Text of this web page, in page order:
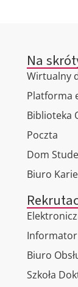
Na
Wirtualny
Platforma
Biblioteka
Poczta
Dom
Biuro
Biuro
Szkoła